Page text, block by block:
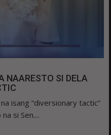
NAARESTO SI DELA
isang “diversionary tactic”
si Sen....